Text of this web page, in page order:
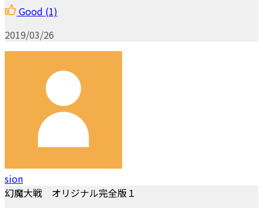
Good (1)
2019/03/26
sion
幻魔大戦 オリジナル完全版１